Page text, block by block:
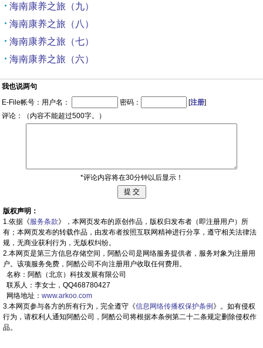
海南康养之旅（九）
海南康养之旅（八）
海南康养之旅（七）
海南康养之旅（六）
我也说两句
E-File帐号：用户名：
密码： [注册]
评论：（内容不能超过500字。）
*评论内容将在30分钟以后显示！
版权声明：
1.依据《服务条款》，本网页发布的原创作品，版权归发布者（即注册用户）所
有；本网页发布的转载作品，由发布者按照互联网精神进行分享，遵守相关法律法
规，无商业获利行为，无版权纠纷。
2.本网页是第三方信息存储空间，阿酷公司是网络服务提供者，服务对象为注册用
户。该项服务免费，阿酷公司不向注册用户收取任何费用。
名称：阿酷（北京）科技发展有限公司
联系人：李女士，QQ468780427
网络地址： www.arkoo.com
3.本网页参与各方的所有行为，完全遵守《信息网络传播权保护条例 》。如有侵权
行为，请权利人通知阿酷公司，阿酷公司将根据本条例第二十二条规定删除侵权作
品。